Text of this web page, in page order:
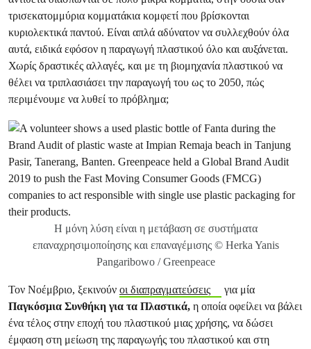
τρισεκατομμύρια κομματάκια κομφετί που βρίσκονται
κυριολεκτικά παντού. Είναι απλά αδύνατον να συλλεχθούν όλα
αυτά, ειδικά εφόσον η παραγωγή πλαστικού όλο και αυξάνεται.
Χωρίς δραστικές αλλαγές, και με τη βιομηχανία πλαστικού να
θέλει να τριπλασιάσει την παραγωγή του ως το 2050, πώς
περιμένουμε να λυθεί το πρόβλημα;
Η μόνη λύση είναι η μετάβαση σε συστήματα
επαναχρησιμοποίησης και επαναγέμισης © Herka Yanis
Pangaribowo / Greenpeace
Τον Νοέμβριο, ξεκινούν οι διαπραγματεύσεις
για μία
Παγκόσμια Συνθήκη για τα Πλαστικά, η οποία οφείλει να βάλει
ένα τέλος στην εποχή του πλαστικού μιας χρήσης, να δώσει
έμφαση στη μείωση της παραγωγής του πλαστικού και στη